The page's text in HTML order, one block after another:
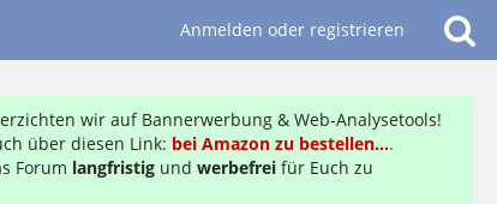
Anmelden oder registrieren
wir auf Bannerwerbung & Web-Analysetools!
über diesen Link: bei Amazon zu bestellen....
Forum langfristig und werbefrei für Euch zu